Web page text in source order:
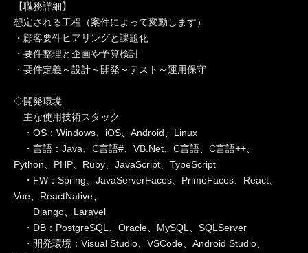
【職務詳細】
想定される工程（案件によって変動します）
・顧客要件ヒアリングと課題化
・要件整理と企画や予算検討
・要件定義～設計～開発～テスト～運用保守
◇開発環境
主な使用技術スタック
・OS：Windows、iOS、Android、Linux
・言語：Java、C言語#、VB.Net、C言語、C言語++、
Python、PHP、Ruby、JavaScript、TypeScript
・FW：Spring、JavaServerFaces、PrimeFaces、React、
Vue、ReactNative、
Django、Laravel
・DB：PostgreSQL、Oracle、MySQL、SQLServer
・開発環境：Visual Studio、VSCode、Android Studio、